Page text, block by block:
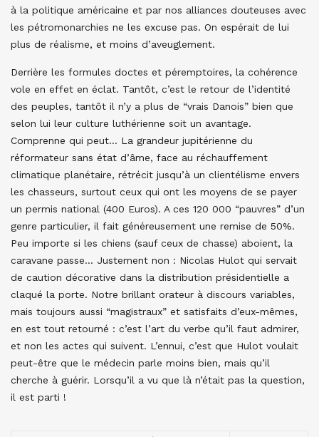
à la politique américaine et par nos alliances douteuses avec
les pétromonarchies ne les excuse pas. On espérait de lui
plus de réalisme, et moins d’aveuglement.
Derrière les formules doctes et péremptoires, la cohérence
vole en effet en éclat. Tantôt, c’est le retour de l’identité
des peuples, tantôt il n’y a plus de “vrais Danois” bien que
selon lui leur culture luthérienne soit un avantage.
Comprenne qui peut… La grandeur jupitérienne du
réformateur sans état d’âme, face au réchauffement
climatique planétaire, rétrécit jusqu’à un clientélisme envers
les chasseurs, surtout ceux qui ont les moyens de se payer
un permis national (400 Euros). A ces 120 000 “pauvres” d’un
genre particulier, il fait généreusement une remise de 50%.
Peu importe si les chiens (sauf ceux de chasse) aboient, la
caravane passe… Justement non : Nicolas Hulot qui servait
de caution décorative dans la distribution présidentielle a
claqué la porte. Notre brillant orateur à discours variables,
mais toujours aussi “magistraux” et satisfaits d’eux-mêmes,
en est tout retourné : c’est l’art du verbe qu’il faut admirer,
et non les actes qui suivent. L’ennui, c’est que Hulot voulait
peut-être que le médecin parle moins bien, mais qu’il
cherche à guérir. Lorsqu’il a vu que là n’était pas la question,
il est parti !